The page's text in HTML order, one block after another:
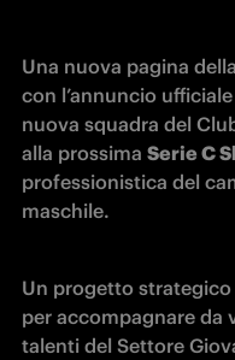
Una nuova pagina
con l’annuncio
nuova squadra del
alla prossima Serie C
professionistica del
maschile.
Un progetto
per accompagnare da
talenti del Settore